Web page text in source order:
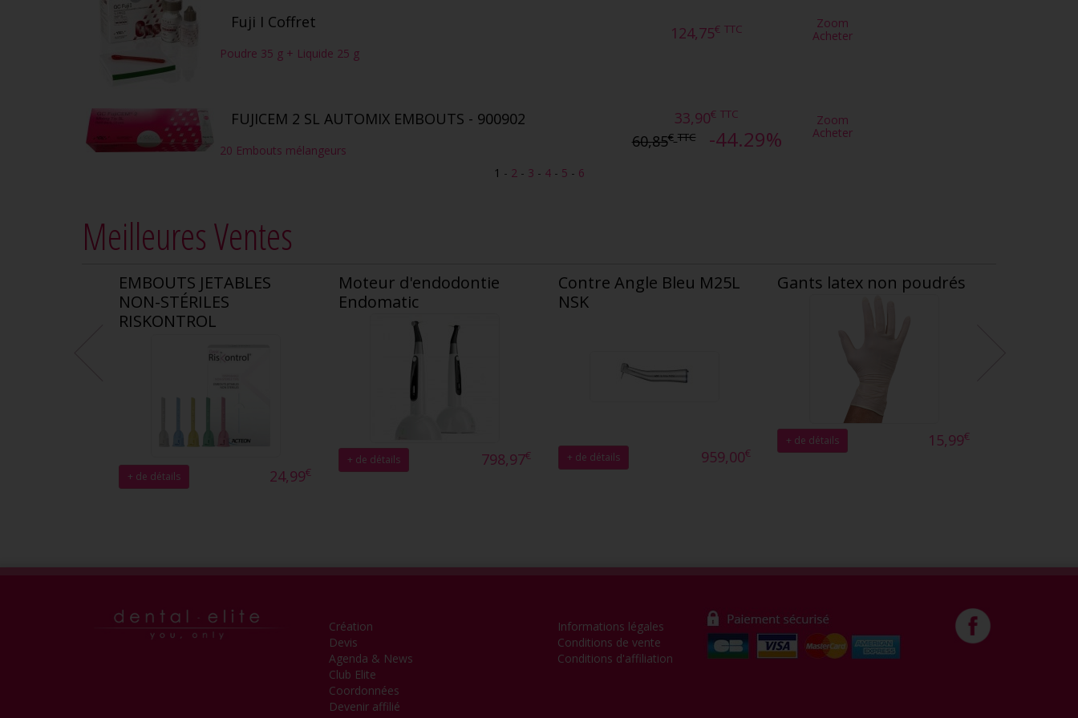
Fuji I Coffret
Poudre 35 g + Liquide 25 g
124,75€ TTC
Zoom
Acheter
FUJICEM 2 SL AUTOMIX EMBOUTS - 900902
20 Embouts mélangeurs
33,90€ TTC
60,85€ TTC -44.29%
Zoom
Acheter
1 - 2- 3 - 4- 5 - 6
Meilleures Ventes
EMBOUTS JETABLES
NON-STÉRILES
RISKONTROL
+ de détails 24,99€
Moteur d'endodontie
Endomatic
+ de détails 798,97€
Contre Angle Bleu M25L
NSK
+ de détails 959,00€
Gants latex non poudrés
+ de détails 15,99€
Création
Devis
Agenda & News
Club Elite
Coordonnées
Devenir affilié
Informations légales
Conditions de vente
Conditions d'affiliation